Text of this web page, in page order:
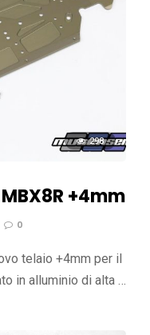
298
+4mm
0
telaio +4mm per il
in alluminio di alta …